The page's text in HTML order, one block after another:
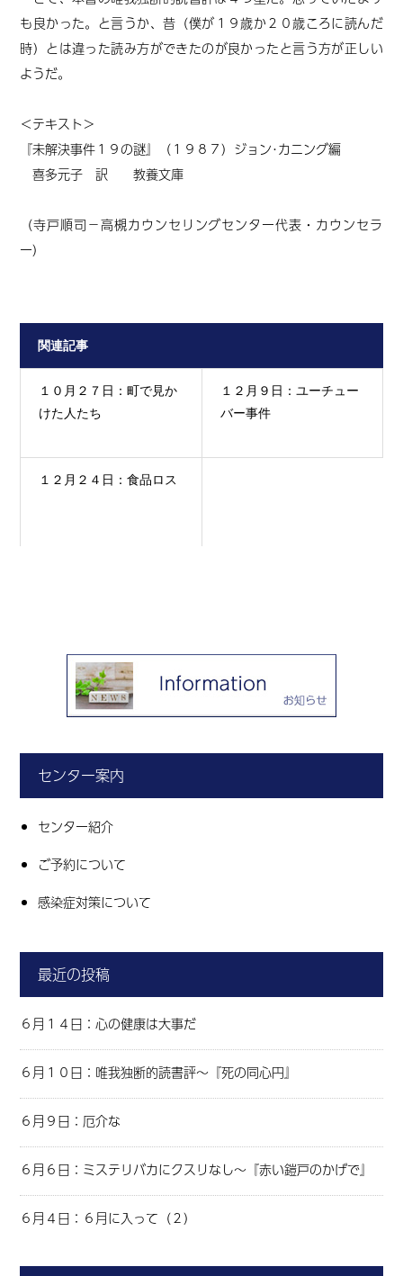
も良かった。と言うか、昔（僕が１９歳か２０歳ころに読んだ
時）とは違った読み方ができたのが良かったと言う方が正しい
ようだ。
＜テキスト＞
『未解決事件１９の謎』（１９８７）ジョン･カニング編
喜多元子 訳 教養文庫
（寺戸順司－高槻カウンセリングセンター代表・カウンセラ
ー）
関連記事
１０月２７日：町で見か
けた人たち
１２月９日：ユーチュー
バー事件
１２月２４日：食品ロス
センター案内
センター紹介
ご予約について
感染症対策について
最近の投稿
６月１４日：心の健康は大事だ
６月１０日：唯我独断的読書評～『死の同心円』
６月９日：厄介な
６月６日：ミステリバカにクスリなし～『赤い鎧戸のかげで』
６月４日：６月に入って（２）